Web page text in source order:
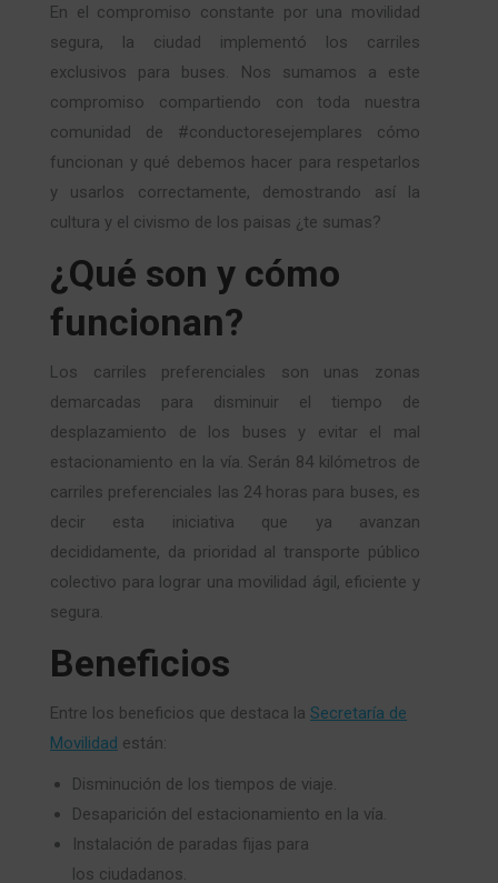
En el compromiso constante por una movilidad
segura, la ciudad implementó los carriles
exclusivos para buses. Nos sumamos a este
compromiso compartiendo con toda nuestra
comunidad de #conductoresejemplares cómo
funcionan y qué debemos hacer para respetarlos
y usarlos correctamente, demostrando así la
cultura y el civismo de los paisas ¿te sumas?
¿Qué son y cómo
funcionan?
Los carriles preferenciales son unas zonas
demarcadas para disminuir el tiempo de
desplazamiento de los buses y evitar el mal
estacionamiento en la vía. Serán 84 kilómetros de
carriles preferenciales las 24 horas para buses, es
decir esta iniciativa que ya avanzan
decididamente, da prioridad al transporte público
colectivo para lograr una movilidad ágil, eficiente y
segura.
Beneficios
Entre los beneficios que destaca la Secretaría de
Movilidad están:
Disminución de los tiempos de viaje.
Desaparición del estacionamiento en la vía.
Instalación de paradas fijas para
los ciudadanos.